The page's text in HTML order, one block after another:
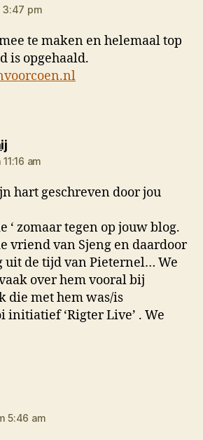
3:47 pm
te maken en helemaal top
is opgehaald.
zegt:
am
hart geschreven door jou
‘ zomaar tegen op jouw blog.
vriend van Sjeng en daardoor
uit de tijd van Pieternel… We
over hem vooral bij
die met hem was/is
initiatief ‘Rigter Live’ . We
5:46 am